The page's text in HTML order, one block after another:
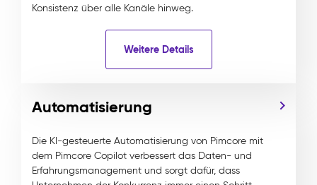
Konsistenz über alle Kanäle hinweg.
Weitere Details
Automatisierung
Die KI-gesteuerte Automatisierung von Pimcore mit
dem Pimcore Copilot verbessert das Daten- und
Erfahrungsmanagement und sorgt dafür, dass